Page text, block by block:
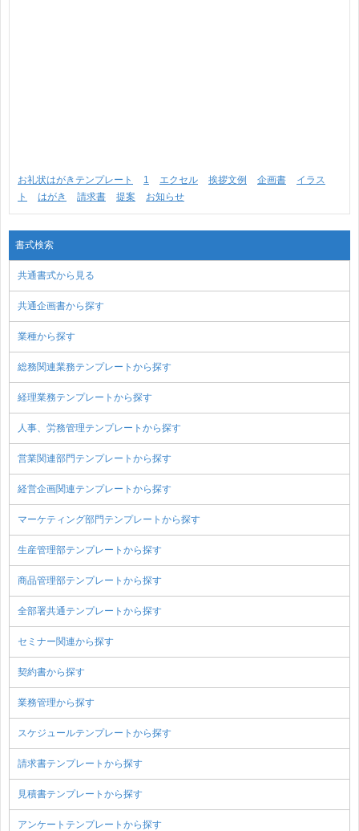
お礼状はがきテンプレート 1 エクセル 挨拶文例 企画書
イラス
ト
はがき 請求書 提案 お知らせ
書式検索
共通書式から見る
共通企画書から探す
業種から探す
総務関連業務テンプレートから探す
経理業務テンプレートから探す
人事、労務管理テンプレートから探す
営業関連部門テンプレートから探す
経営企画関連テンプレートから探す
マーケティング部門テンプレートから探す
生産管理部テンプレートから探す
商品管理部テンプレートから探す
全部署共通テンプレートから探す
セミナー関連から探す
契約書から探す
業務管理から探す
スケジュールテンプレートから探す
請求書テンプレートから探す
見積書テンプレートから探す
アンケートテンプレートから探す